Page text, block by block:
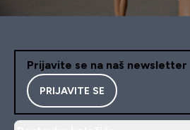
Prijavite se na naš newsletter
PRIJAVITE SE